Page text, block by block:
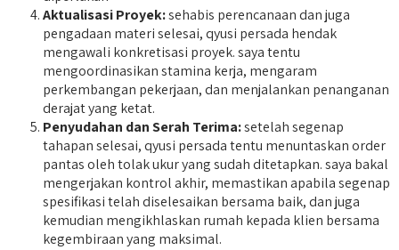
Aktualisasi Proyek:sehabis perencanaan dan juga
pengadaan materi selesai, qyusi persada hendak
mengawali konkretisasi proyek. saya tentu
mengoordinasikan stamina kerja, mengaram
perkembangan pekerjaan, dan menjalankan penanganan
derajat yang ketat.
Penyudahan dan Serah Terima:setelah segenap
tahapan selesai, qyusi persada tentu menuntaskan order
pantas oleh tolak ukur yang sudah ditetapkan. saya bakal
mengerjakan kontrol akhir, memastikan apabila segenap
spesifikasi telah diselesaikan bersama baik, dan juga
kemudian mengikhlaskan rumah kepada klien bersama
kegembiraan yang maksimal.